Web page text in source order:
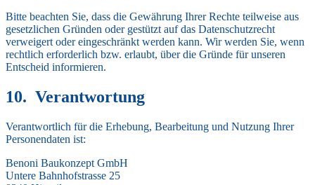
Bitte beachten Sie, dass die Gewährung Ihrer Rechte teilweise aus
gesetzlichen Gründen oder gestützt auf das Datenschutzrecht
verweigert oder eingeschränkt werden kann. Wir werden Sie, wenn
rechtlich erforderlich bzw. erlaubt, über die Gründe für unseren
Entscheid informieren.
Verantwortung
Verantwortlich für die Erhebung, Bearbeitung und Nutzung Ihrer
Personendaten ist:
Benoni Baukonzept GmbH
Untere Bahnhofstrasse 25